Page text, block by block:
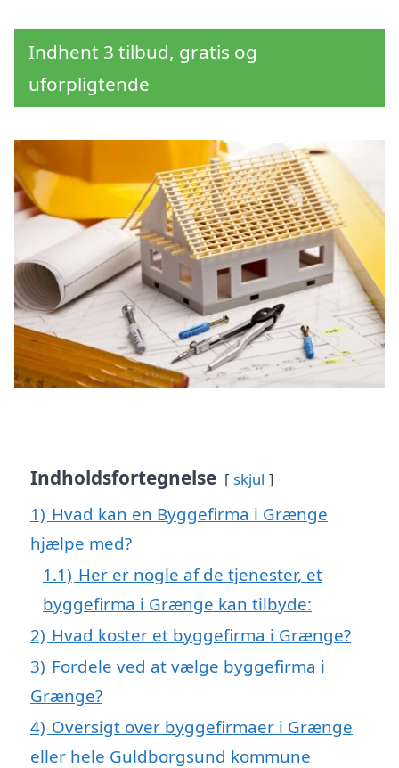
Indhent 3 tilbud, gratis og
uforpligtende
Indholdsfortegnelse skjul
1) Hvad kan en Byggefirma i Grænge
hjælpe med?
1.1) Her er nogle af de tjenester, et
byggefirma i Grænge kan tilbyde:
2) Hvad koster et byggefirma i Grænge?
3) Fordele ved at vælge byggefirma i
Grænge?
4) Oversigt over byggefirmaer i Grænge
eller hele Guldborgsund kommune